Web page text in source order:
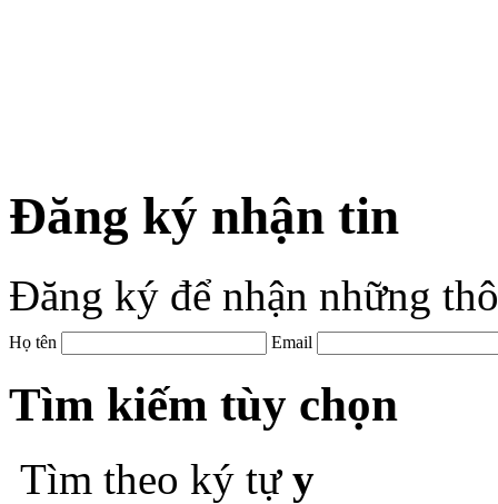
Đăng ký nhận tin
Đăng ký để nhận những
Họ tên Email
Tìm kiếm tùy chọn
Tìm theo ký tựy